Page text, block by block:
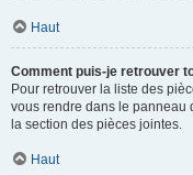
Haut
Comment puis-je retrouver
Pour retrouver la liste des
vous rendre dans le panneau
la section des pièces jointes.
Haut